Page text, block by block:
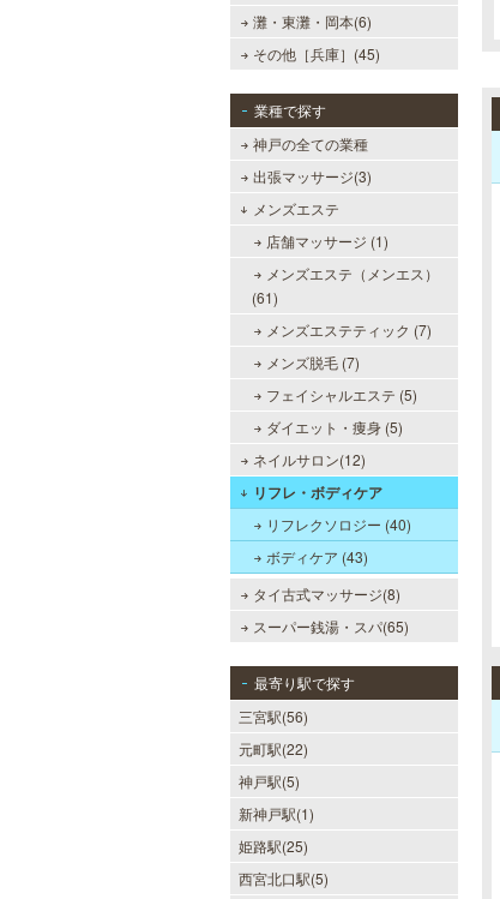
灘・東灘・岡本(6)
その他［兵庫］(45)
業種で探す
神戸の全ての業種
出張マッサージ(3)
メンズエステ
店舗マッサージ (1)
メンズエステ（メンエス）
(61)
メンズエステティック (7)
メンズ脱毛 (7)
フェイシャルエステ (5)
ダイエット・痩身 (5)
ネイルサロン(12)
リフレ・ボディケア
リフレクソロジー (40)
ボディケア (43)
タイ古式マッサージ(8)
スーパー銭湯・スパ(65)
最寄り駅で探す
三宮駅(56)
元町駅(22)
神戸駅(5)
新神戸駅(1)
姫路駅(25)
西宮北口駅(5)